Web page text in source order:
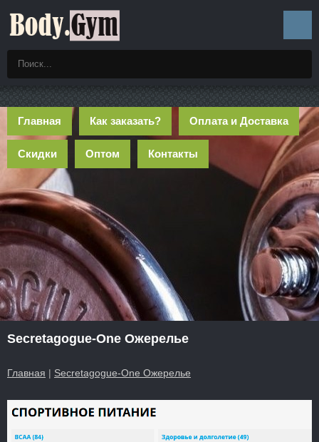
Главная Как заказать? Оплата и Доставка
Скидки Оптом Контакты
Secretagogue-One Ожерелье
Главная | Secretagogue-One Ожерелье